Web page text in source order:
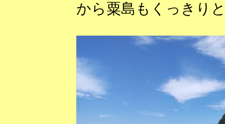
から粟島もくっきり